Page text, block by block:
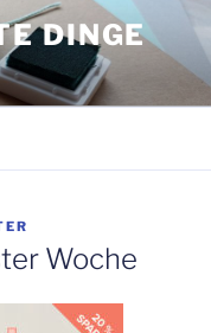
DINGE
Woche